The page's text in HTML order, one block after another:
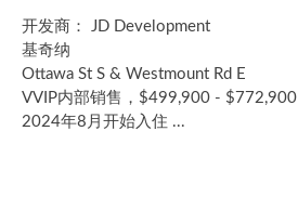
开发商： JD Development
基奇纳
Ottawa St S & Westmount Rd E
VVIP内部销售，$499,900 - $772,900
2024年8月开始入住 ...